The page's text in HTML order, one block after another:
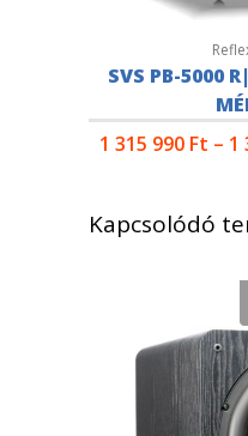
SVS PB-5000
1 315 990 Ft – 1
Kapcsolódó